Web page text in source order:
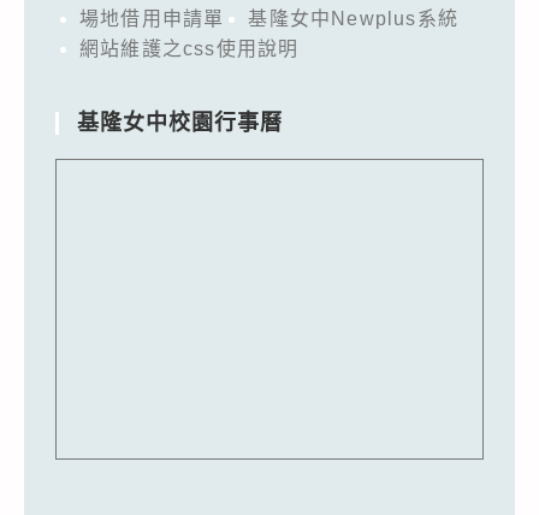
場地借用申請單
基隆女中Newplus系統
網站維護之css使用說明
基隆女中校園行事曆